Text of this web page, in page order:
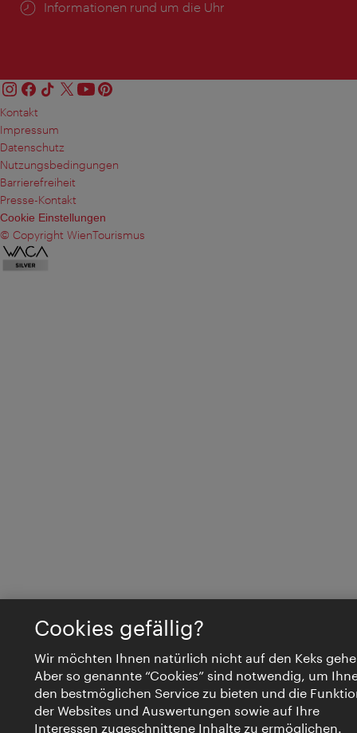
Öffnungszeiten:
Informationen rund um die Uhr
Kontakt
Impressum
Datenschutz
Nutzungsbedingungen
Barrierefreiheit
Presse-Kontakt
Cookie Einstellungen
© Copyright WienTourismus
Cookies gefällig?
Wir möchten Ihnen natürlich nicht auf den Keks
Aber so genannte “Cookies” sind notwendig, um
den bestmöglichen Service zu bieten und die
der Websites und Auswertungen sowie auf Ihre
Interessen zugeschnittene Inhalte zu ermöglichen.